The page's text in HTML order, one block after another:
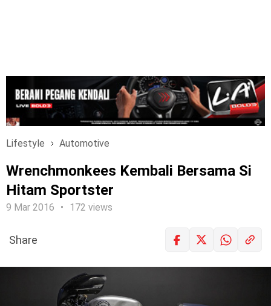
Lifestyle Automotive
Wrenchmonkees Kembali Bersama Si
Hitam Sportster
9 Mar 2016 172 views
Share